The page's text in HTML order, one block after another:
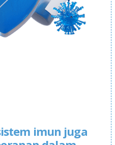
imun juga